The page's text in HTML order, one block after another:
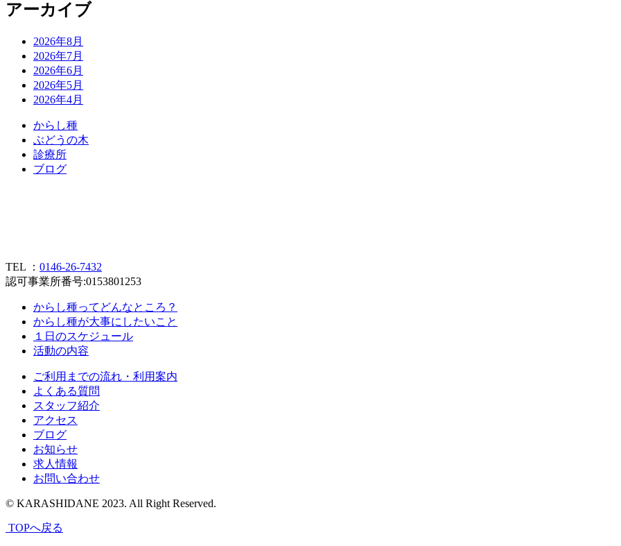
アーカイブ
2026年8月
2026年7月
2026年6月
2026年5月
2026年4月
から し種
ぶどう の木
診療所
ブロ グ
TEL ： 0146-26-7432
認可事業所番号:0153801253
からし種ってどんなところ？
からし種が大事にしたいこと
１日のスケジュール
活動の内容
ご利用までの流れ・利用案内
よくある質問
スタッフ紹介
アクセス
ブログ
お知らせ
求人情報
お問い合わせ
© KARASHIDANE 2023. All Right Reserved.
TOPへ戻る